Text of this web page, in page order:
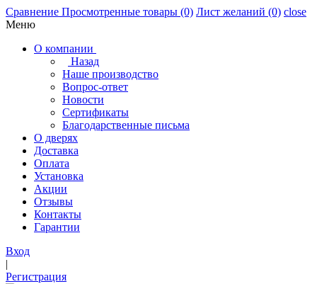
Сравнение Просмотренные товары (0) Лист желаний (0) close
Меню
О компании
Назад
Наше производство
Вопрос-ответ
Новости
Сертификаты
Благодарственные письма
О дверях
Доставка
Оплата
Установка
Акции
Отзывы
Контакты
Гарантии
Вход
|
Регистрация